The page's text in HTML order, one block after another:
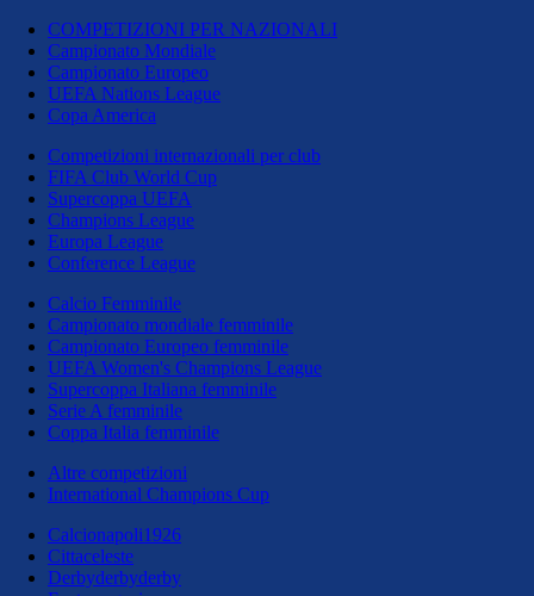
COMPETIZIONI PER NAZIONALI
Campionato Mondiale
Campionato Europeo
UEFA Nations League
Copa America
Competizioni internazionali per club
FIFA Club World Cup
Supercoppa UEFA
Champions League
Europa League
Conference League
Calcio Femminile
Campionato mondiale femminile
Campionato Europeo femminile
UEFA Women's Champions League
Supercoppa Italiana femminile
Serie A femminile
Coppa Italia femminile
Altre competizioni
International Champions Cup
Calcionapoli1926
Cittaceleste
Derbyderbyderby